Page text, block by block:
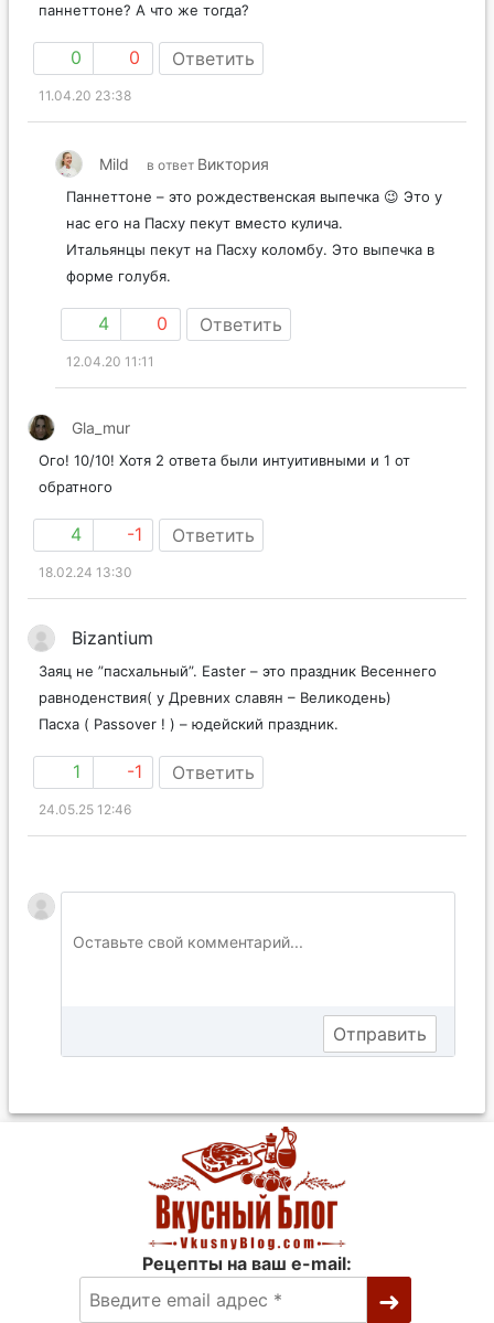
паннеттоне? А что же тогда?
0 0 Ответить
11.04.20 23:38
Mild в ответ Виктория
Паннеттоне – это рождественская выпечка 😉 Это у
нас его на Пасху пекут вместо кулича.
Итальянцы пекут на Пасху коломбу. Это выпечка в
форме голубя.
4 0 Ответить
12.04.20 11:11
Gla_mur
Ого! 10/10! Хотя 2 ответа были интуитивными и 1 от
обратного
4 -1 Ответить
18.02.24 13:30
Bizantium
Заяц не ”пасхальный”. Easter – это праздник Весеннего
равноденствия( у Древних славян – Великодень)
Пасха ( Passover ! ) – юдейский праздник.
1 -1 Ответить
24.05.25 12:46
Рецепты на ваш e-mail: